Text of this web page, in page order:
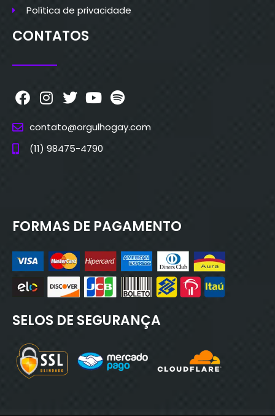
Política de privacidade
CONTATOS
contato@orgulhogay.com
(11) 98475-4790
FORMAS DE PAGAMENTO
SELOS DE SEGURANÇA